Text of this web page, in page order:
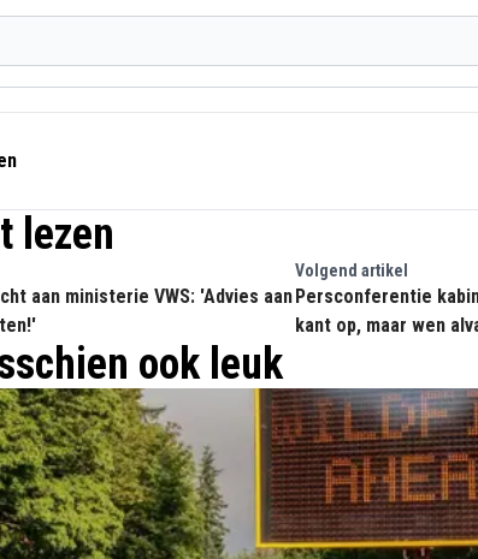
lezen
aan ministerie VWS: 'Advies aan
Volgend artikel
Persconferentie
kant op, maar wen
ook leuk